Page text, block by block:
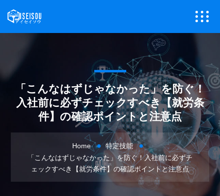
「こんなはずじゃなかった」を防ぐ！
入社前に必ずチェックすべき【就労条
件】の確認ポイントと注意点
Home
特定技能
「こんなはずじゃなかった」を防ぐ！入社前に必ずチ
ェックすべき【就労条件】の確認ポイントと注意点